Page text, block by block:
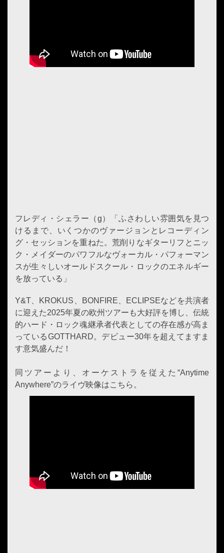
フレディ・シェラー（g）「ふさわしい雰囲気を見つ
けるまで、いくつかのヴァージョンとレコーディン
グ・セッションを重ねた。荒削りなギターリフとニッ
ク・メイダーのパワフルなヴォーカル・パフォーマン
スが生々しいオールドスクール・ロックのエネルギー
を放っている」
Y&T、KROKUS、BONFIRE、ECLIPSEなどを共演者
に迎えた2025年夏の欧州ツアーも大好評を博し、伝統
的ハード・ロック魂継承者代表としての存在感が高ま
っているGOTTHARD。デビュー30年を超えてますま
す意気盛んだ！
同ツアーより、オーケストラを従えた“Anytime
Anywhere”のライヴ映像はこちら。